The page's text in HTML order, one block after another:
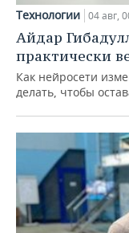
Технологии 04 авг,
Айдар
практически
Как нейросети
делать, чтобы